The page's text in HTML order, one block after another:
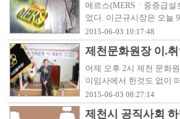
메르스(MERSㆍ중증급
었다. 이근규시장은 오늘
2015-06-03 10:17:48
제천문화원장 이.
어제 오후 2시 제천 문화
이임사에서 한것도 없이
2015-06-03 08:27:14
제천시 공직사회